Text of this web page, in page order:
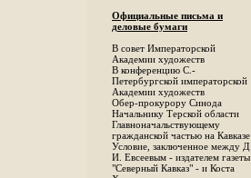
Официальные письма и
деловые бумаги
В совет Императорской
Академии художеств
В конференцию С.-
Петербургской императорской
Академии художеств
Обер-прокурору Синода
Начальнику Терской области
Главноначальствующему
гражданской частью на Кавказе
Условие, заключенное между Д.
И. Евсеевым - издателем газеты
"Северный Кавказ" - и Коста